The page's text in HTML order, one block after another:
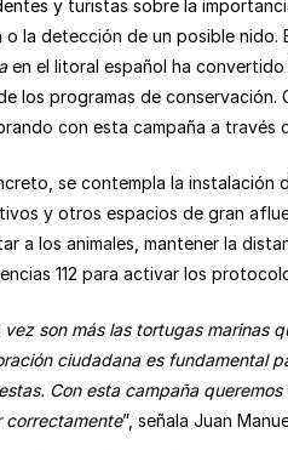
y turistas sobre la
o la detección de un posible
en el litoral español ha
los programas de conservación.
con esta campaña a través
se contempla la instalación
y otros espacios de gran
a los animales, mantener la
112 para activar los
vez son más las tortugas marinas
ciudadana es fundamental
Con esta campaña
correctamente”, señala Juan